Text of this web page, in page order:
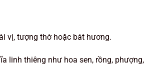
vị, tượng thờ hoặc bát hương.
linh thiêng như hoa sen, rồng, phượng,